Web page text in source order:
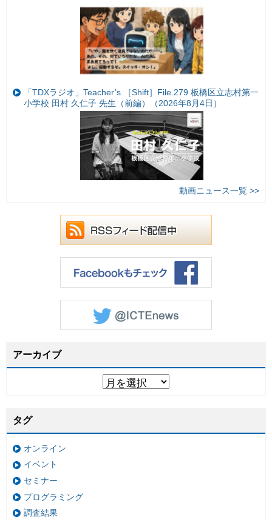
「TDXラジオ」Teacher’s ［Shift］File.279 板橋区立志村第一
小学校 田村 久仁子 先生（前編）（2026年8月4日）
動画ニュース一覧 >>
アーカイブ
タグ
オンライン
イベント
セミナー
プログラミング
調査結果